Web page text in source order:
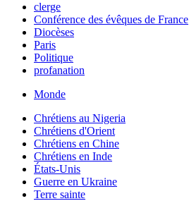
clerge
Conférence des évêques de France
Diocèses
Paris
Politique
profanation
Monde
Chrétiens au Nigeria
Chrétiens d'Orient
Chrétiens en Chine
Chrétiens en Inde
États-Unis
Guerre en Ukraine
Terre sainte